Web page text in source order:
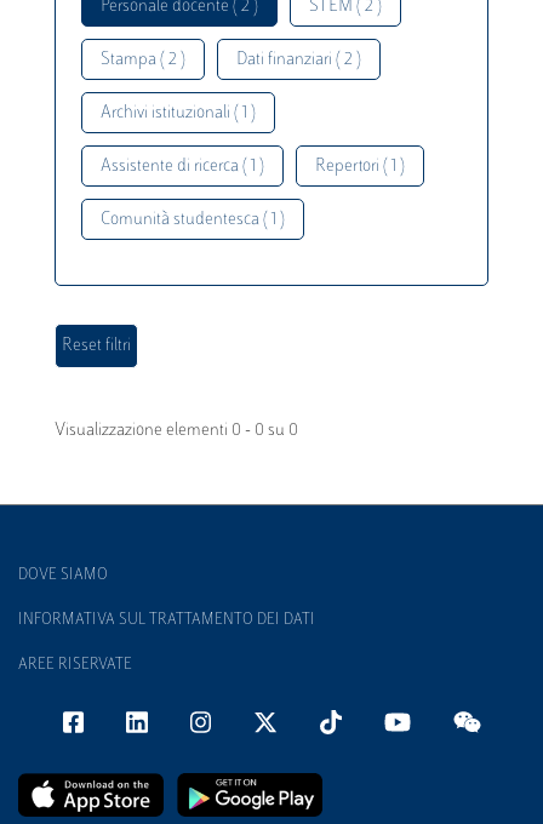
Personale docente ( 2 ) STEM ( 2 )
Stampa ( 2 ) Dati finanziari ( 2 )
Archivi istituzionali ( 1 )
Assistente di ricerca ( 1 ) Repertori ( 1 )
Comunità studentesca ( 1 )
Visualizzazione elementi 0 - 0 su 0
DOVE SIAMO
INFORMATIVA SUL TRATTAMENTO DEI DATI
AREE RISERVATE